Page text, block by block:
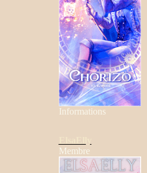
Informations
Membre